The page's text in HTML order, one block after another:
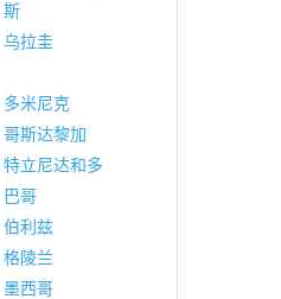
斯
乌拉圭
多米尼克
哥斯达黎加
特立尼达和多
巴哥
伯利兹
格陵兰
墨西哥